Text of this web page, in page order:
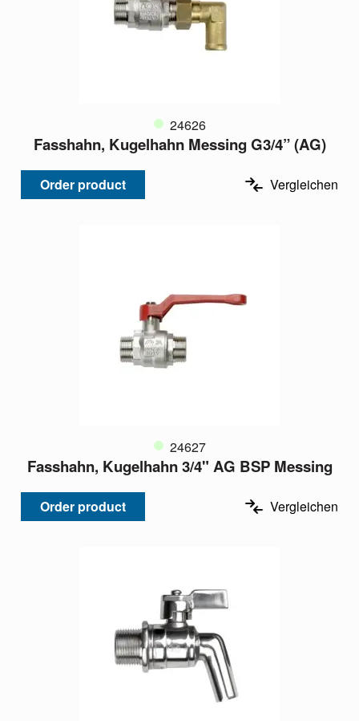
24626
Fasshahn, Kugelhahn Messing G3/4” (AG)
Order product Vergleichen
24627
Fasshahn, Kugelhahn 3/4" AG BSP Messing
Order product Vergleichen